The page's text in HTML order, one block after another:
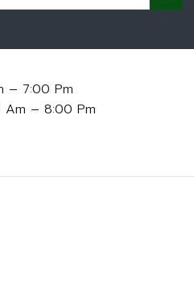
– 7:00 Pm
Am – 8:00 Pm